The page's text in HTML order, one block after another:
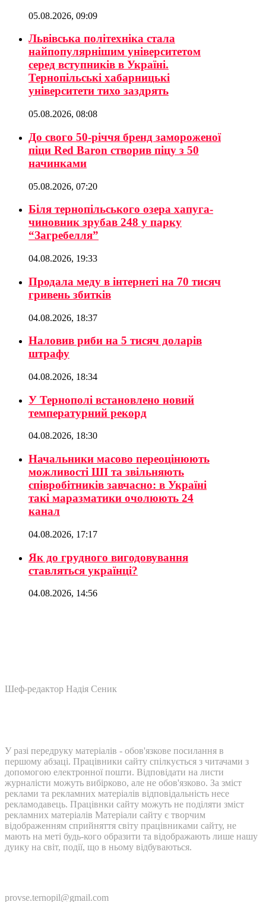
05.08.2026, 09:09
Львівська політехніка стала
найпопулярнішим університетом
серед вступників в Україні.
Тернопільські хабарницькі
університети тихо заздрять
05.08.2026, 08:08
До свого 50-річчя бренд замороженої
піци Red Baron створив піцу з 50
начинками
05.08.2026, 07:20
Біля тернопільського озера хапуга-
чиновник зрубав 248 у парку
“Загребелля”
04.08.2026, 19:33
Продала меду в інтернеті на 70 тисяч
гривень збитків
04.08.2026, 18:37
Наловив риби на 5 тисяч доларів
штрафу
04.08.2026, 18:34
У Тернополі встановлено новий
температурний рекорд
04.08.2026, 18:30
Начальники масово переоцінюють
можливості ШІ та звільняють
співробітників завчасно: в Україні
такі маразматики очолюють 24
канал
04.08.2026, 17:17
Як до грудного вигодовування
ставляться українці?
04.08.2026, 14:56
Шеф-редактор Надія Сеник
У разі передруку матеріалів - обов'язкове посилання в
першому абзаці. Працівники сайту спілкується з читачами з
допомогою електронної пошти. Відповідати на листи
журналісти можуть вибірково, але не обов'язково. За зміст
реклами та рекламних матеріалів відповідальність несе
рекламодавець. Працівнки сайту можуть не поділяти зміст
рекламних матеріалів Матеріали сайту є творчим
відображенням сприйняття світу працівниками сайту, не
мають на меті будь-кого образити та відображають лише нашу
дуику на світ, події, що в ньому відбуваються.
provse.ternopil@gmail.com